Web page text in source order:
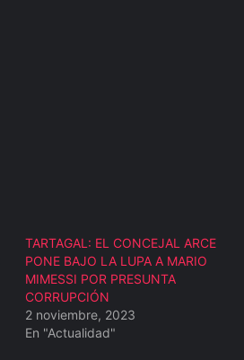
TARTAGAL: EL CONCEJAL ARCE
PONE BAJO LA LUPA A MARIO
MIMESSI POR PRESUNTA
CORRUPCIÓN
2 noviembre, 2023
En "Actualidad"